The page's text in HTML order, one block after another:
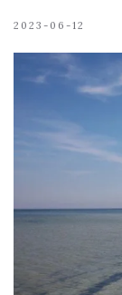
2023-06-12